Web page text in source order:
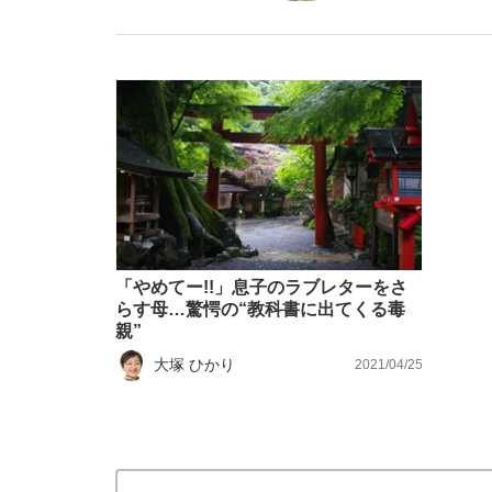
「敗因分析は一切聞かれなかった」侍ジャ
「目標達成できなかったからと言って…」
キングの誕生を、目撃せよ。
the Style
「やめてー!!」息子のラブレターをさ
らす母…驚愕の“教科書に出てくる毒
親”
大塚 ひかり 2021/04/25